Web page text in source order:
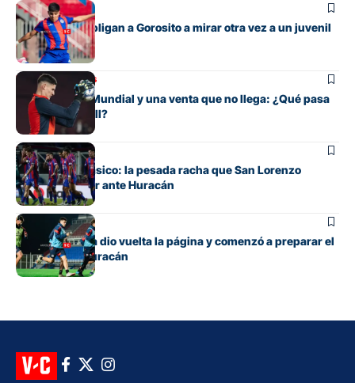
Fútbol
Las lesiones obligan a Gorosito a mirar otra vez a un juvenil
Mercado de pases
Entre su gran Mundial y una venta que no llega: ¿Qué pasa
con Orlando Gill?
Fútbol
Otra vez un clásico: la pesada racha que San Lorenzo
intentará cortar ante Huracán
Fútbol
San Lorenzo ya dio vuelta la página y comenzó a preparar el
clásico ante Huracán